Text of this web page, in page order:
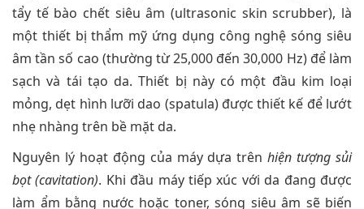
tẩy tế bào chết siêu âm (ultrasonic skin scrubber), là
một thiết bị thẩm mỹ ứng dụng công nghệ sóng siêu
âm tần số cao (thường từ 25,000 đến 30,000 Hz) để làm
sạch và tái tạo da. Thiết bị này có một đầu kim loại
mỏng, dẹt hình lưỡi dao (spatula) được thiết kế để lướt
nhẹ nhàng trên bề mặt da.
Nguyên lý hoạt động của máy dựa trênhiện tượng sủi
bọt (cavitation). Khi đầu máy tiếp xúc với da đang được
làm ẩm bằng nước hoặc toner, sóng siêu âm sẽ biến